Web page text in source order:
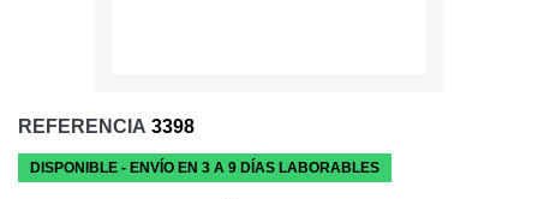
REFERENCIA 3398
DISPONIBLE - ENVÍO EN 3 A 9 DÍAS LABORABLES